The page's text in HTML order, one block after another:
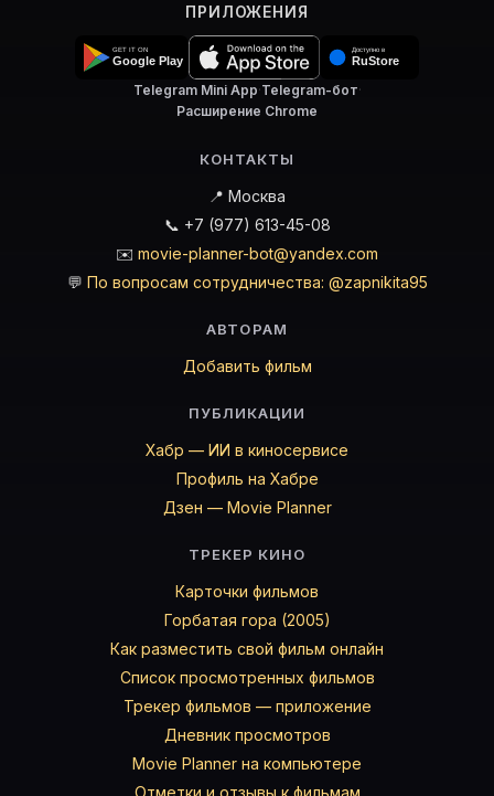
ПРИЛОЖЕНИЯ
Telegram Mini App·Telegram-бот·
Расширение Chrome
КОНТАКТЫ
📍 Москва
📞 +7 (977) 613-45-08
✉️ movie-planner-bot@yandex.com
💬 По вопросам сотрудничества: @zapnikita95
АВТОРАМ
Добавить фильм
ПУБЛИКАЦИИ
Хабр — ИИ в киносервисе
Профиль на Хабре
Дзен — Movie Planner
ТРЕКЕР КИНО
Карточки фильмов
Горбатая гора (2005)
Как разместить свой фильм онлайн
Список просмотренных фильмов
Трекер фильмов — приложение
Дневник просмотров
Movie Planner на компьютере